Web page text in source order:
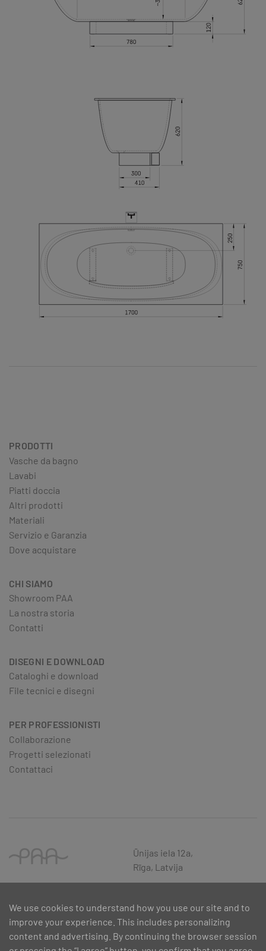
PRODOTTI
Vasche da bagno
Lavabi
Piatti doccia
Altri prodotti
Materiali
Servizio e Garanzia
Dove acquistare
CHI SIAMO
Showroom PAA
La nostra storia
Contatti
DISEGNI E DOWNLOAD
Cataloghi e download
File tecnici e disegni
PER PROFESSIONISTI
Collaborazione
Progetti selezionati
Contattaci
Ūnijas iela 12a,
Rīga, Latvija
We use cookies to understand how you use our site and to
improve your experience. This includes personalizing
content and advertising. By continuing the browser session